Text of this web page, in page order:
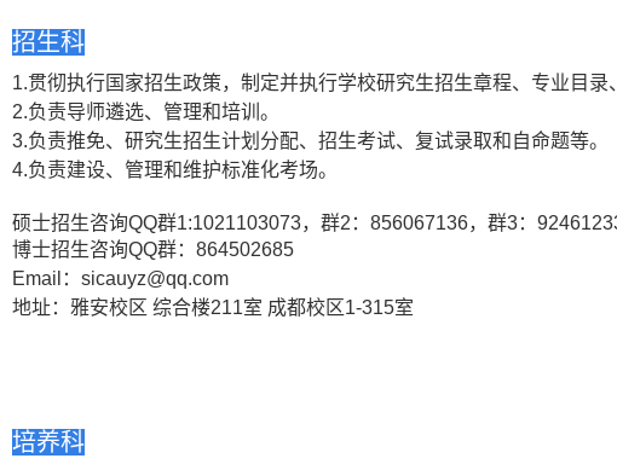
招生科
1.贯彻执行国家招生政策，制定并执行学校研究生招生章程、专业目录
2.负责导师遴选、管理和培训。
3.负责推免、研究生招生计划分配、招生考试、复试录取和自命题等。
4.负责建设、管理和维护标准化考场。
硕士招生咨询QQ群1:1021103073，群2：856067136，群3：
博士招生咨询QQ群：864502685
Email：sicauyz@qq.com
地址：雅安校区 综合楼211室 成都校区1-315室
培养科